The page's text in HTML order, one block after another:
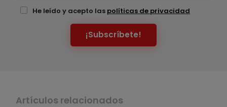
He leído y acepto las políticas de privacidad
¡Subscríbete!
Artículos relacionados